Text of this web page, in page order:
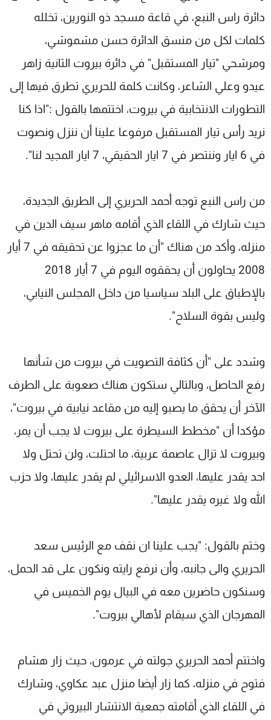
دائرة راس النبع، في قاعة مسجد ذو النورين، تخلله
كلمات لكل من منسق الدائرة حسن مشموشي،
ومرشحي "تيار المستقبل" في دائرة بيروت الثانية زاهر
عيدو وعلي الشاعر، وكانت كلمة للحريري تطرق فيها إلى
التطورات الانتخابية في بيروت، اختتمها بالقول :"اذا كنا
نريد رأس تيار المستقبل مرفوعا علينا أن ننزل ونصوت
في 6 ايار وننتصر في 7 ايار الحقيقي، 7 ايار المجيد لنا".
من راس النبع توجه أحمد الحريري إلى الطريق الجديدة،
حيث شارك في اللقاء الذي أقامه ماهر سيف الدين في
منزله، وأكد من هناك "أن ما عجزوا عن تحقيقه في 7 أيار
2008 يحاولون أن يحققوه اليوم في 7 أيار 2018
بالإطباق على البلد سياسيا من داخل المجلس النيابي،
وليس بقوة السلاح".
وشدد على "أن كثافة التصويت في بيروت من شأنها
رفع الحاصل، وبالتالي ستكون هناك صعوبة على الطرف
الآخر أن يحقق ما يصبو إليه من مقاعد نيابية في بيروت"،
مؤكدا أن "مخطط السيطرة على بيروت لا يجب أن يمر،
وبيروت لا تزال عاصمة عربية، ما احتلت، ولن تحتل ولا
احد يقدر عليها، العدو الاسرائيلي لم يقدر عليها، ولا حزب
الله ولا غيره يقدر عليها".
وختم بالقول: "يجب علينا ان نقف مع الرئيس سعد
الحريري والى جانبه، وأن نرفع رايته ونكون على قد الحمل،
وسنكون حاضرين معه في البيال يوم الخميس في
المهرجان الذي سيقام لأهالي بيروت".
واختتم أحمد الحريري جولته في عرمون، حيث زار هشام
فتوح في منزله، كما زار أيضا منزل عبد عكاوي، وشارك
في اللقاء الذي أقامته جمعية الانتشار البيروتي في